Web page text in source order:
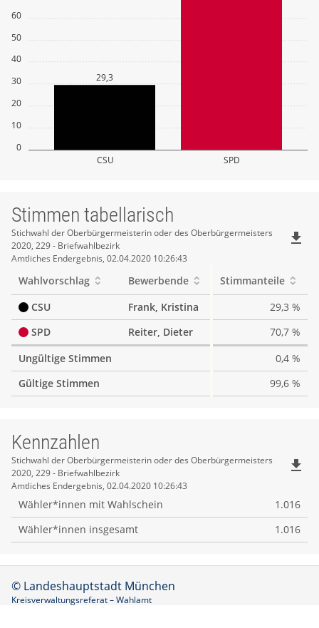
0
10
20
30
40
50
60
CSU SPD
29,3
Stimmen tabellarisch
Stimmen
tabellarisch
Stichwahl der Oberbürgermeisterin oder des Oberbürgermeisters
2020, 229 - Briefwahlbezirk
Amtliches Endergebnis, 02.04.2020 10:26:43
file_download
Wahlvorschlag Bewerbende
Stimmanteile
CSU
Frank, Kristina
29,3 %
SPD
Reiter, Dieter
70,7 %
Ungültige Stimmen
0,4 %
Gültige Stimmen
99,6 %
Kennzahlen
Kennzahlen
Stichwahl der Oberbürgermeisterin oder des Oberbürgermeisters
2020, 229 - Briefwahlbezirk
Amtliches Endergebnis, 02.04.2020 10:26:43
file_download
Wähler*innen mit Wahlschein
1.016
Wähler*innen insgesamt
1.016
© Landeshauptstadt München
Kreisverwaltungsreferat – Wahlamt